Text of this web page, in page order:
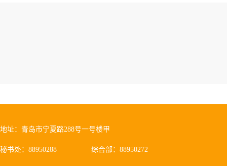
地址：青岛市宁夏路288号一号楼甲
秘书处：88950288 综合部：88950272